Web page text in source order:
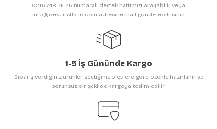
Gönder
0216 748 75 45 numaralı destek hattımızı arayabilir veya
info@dekoristland.com adresine mail gönderebilirsiniz.
1-5 İş Gününde Kargo
Sipariş verdiğiniz ürünler seçtiğiniz ölçülere göre özenle hazırlanır ve
sorunsuz bir şekilde kargoya teslim edilir.